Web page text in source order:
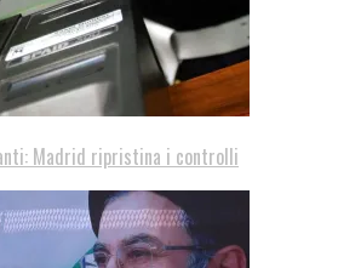
Madrid ripristina i controlli